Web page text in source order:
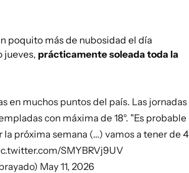
poquito más de nubosidad el día
jueves, prácticamente soleada toda la
en muchos puntos del país. Las jornadas
con máxima de 18°. "Es probable
próxima semana (...) vamos a tener de 4
SMYBRVj9UV
May 11, 2026